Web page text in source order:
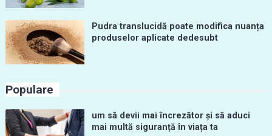
Pudra translucidă poate modifica nuanța
produselor aplicate dedesubt
Populare
um să devii mai încrezător și să aduci
mai multă siguranță în viața ta